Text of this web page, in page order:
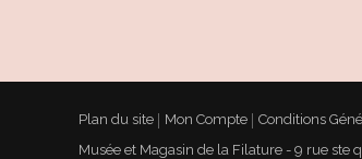
Plan du site Mon Compte Conditions
Musée et Magasin de la Filature - 9 rue